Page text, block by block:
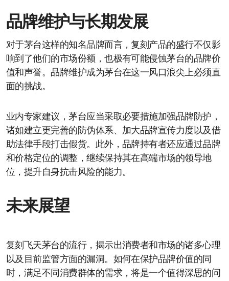
品牌维护与长期发展
对于茅台这样的知名品牌而言，复刻产品的盛行不仅影
响到了他们的市场份额，也极有可能侵蚀茅台的品牌价
值和声誉。品牌维护成为茅台在这一风口浪尖上必须直
面的挑战。
业内专家建议，茅台应当采取必要措施加强品牌防护，
诸如建立更完善的防伪体系、加大品牌宣传力度以及借
助法律手段打击假货。此外，品牌持有者还应通过品牌
和价格定位的调整，继续保持其在高端市场的领导地
位，提升自身抗击风险的能力。
未来展望
复刻飞天茅台的流行，揭示出消费者和市场的诸多心理
以及目前监管方面的漏洞。如何在保护品牌价值的同
时，满足不同消费群体的需求，将是一个值得深思的问